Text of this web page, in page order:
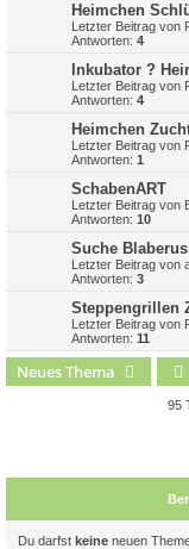
Heimchen
Letzter Beitrag von
Antworten: 4
Inkubator ?
Letzter Beitrag von
Antworten: 4
Heimchen
Letzter Beitrag von
Antworten: 1
SchabenART
Letzter Beitrag von
Antworten: 10
Suche
Letzter Beitrag von
Antworten: 3
Steppengrillen
Letzter Beitrag von
Antworten: 11
Neues Thema
95
Du darfst keine neuen